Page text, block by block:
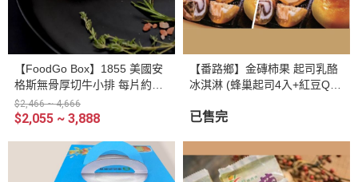
【FoodGo Box】1855 美國安
格斯無骨厚切牛小排 每片約30
0g±5%、厚度約1.5cm(附香草)
$2,466 ~ 4,666
$2,055 ~ 3,888
【番路鄉】金磚柿果 起司乳酪
冰淇淋 (蜂巢起司4入+紅豆Q心
已售完